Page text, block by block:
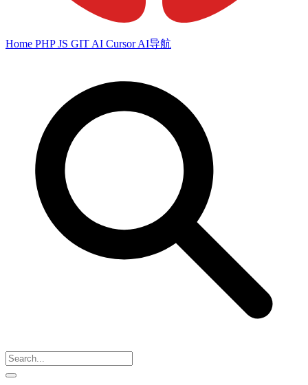
Home PHPJS GIT AI CursorAI导航